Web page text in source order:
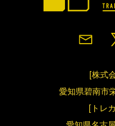
[株式
愛知県碧南市
[トレ